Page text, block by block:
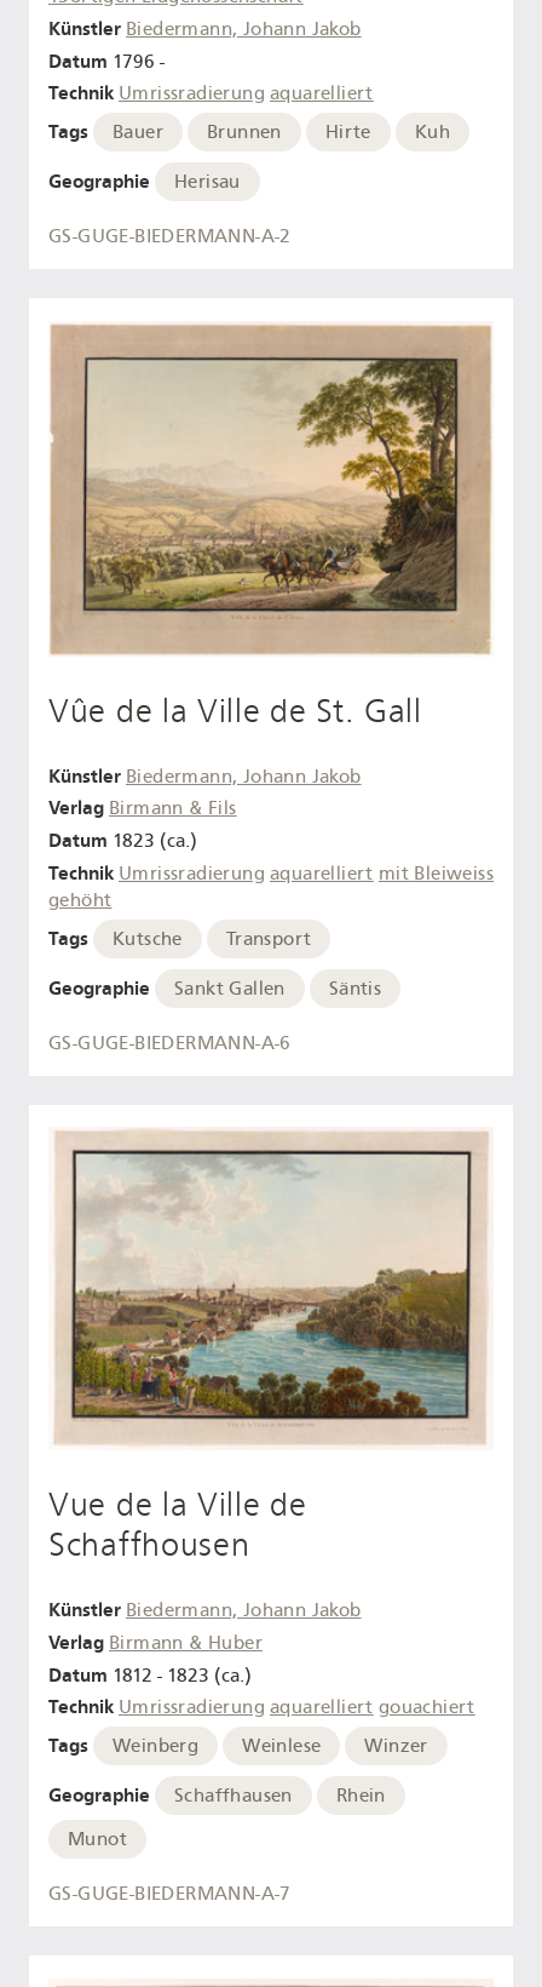
Künstler Biedermann, Johann Jakob
Datum 1796 -
Technik Umrissradierung aquarelliert
Tags Bauer Brunnen Hirte Kuh
Geographie Herisau
GS-GUGE-BIEDERMANN-A-2
Vûe de la Ville de St. Gall
Künstler Biedermann, Johann Jakob
Verlag Birmann & Fils
Datum 1823 (ca.)
Technik Umrissradierung aquarelliert mit Bleiweiss
gehöht
Tags Kutsche Transport
Geographie Sankt Gallen Säntis
GS-GUGE-BIEDERMANN-A-6
Vue de la Ville de
Schaffhousen
Künstler Biedermann, Johann Jakob
Verlag Birmann & Huber
Datum 1812 - 1823 (ca.)
Technik Umrissradierung aquarelliert gouachiert
Tags Weinberg Weinlese Winzer
Geographie Schaffhausen
Rhein
Munot
GS-GUGE-BIEDERMANN-A-7